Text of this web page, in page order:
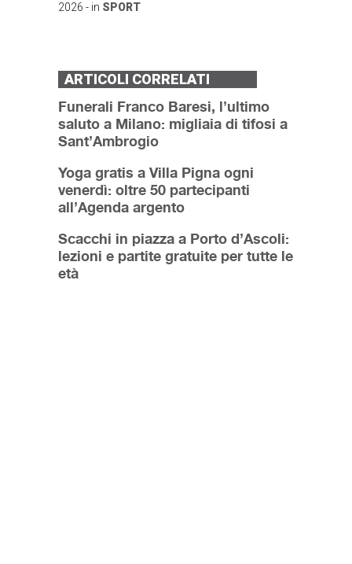
2026 - in SPORT
ARTICOLI CORRELATI
Funerali Franco Baresi, l’ultimo
saluto a Milano: migliaia di tifosi a
Sant’Ambrogio
Yoga gratis a Villa Pigna ogni
venerdì: oltre 50 partecipanti
all’Agenda argento
Scacchi in piazza a Porto d’Ascoli:
lezioni e partite gratuite per tutte le
età